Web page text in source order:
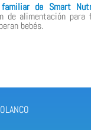
familiar de Smart
de alimentación para
bebés.